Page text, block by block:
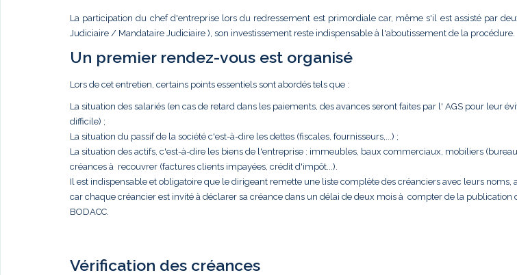
La participation du chef d'entreprise lors du redressement est primordiale car, même s'il est assisté par
Judiciaire / Mandataire Judiciaire ), son investissement reste indispensable à l'aboutissement de la procédure.
Un premier rendez-vous est organisé
Lors de cet entretien, certains points essentiels sont abordés tels que :
La situation des salariés (en cas de retard dans les paiements, des avances seront faites par l' AGS pour leur
difficile) ;
La situation du passif de la société c'est-à-dire les dettes (fiscales, fournisseurs,...) ;
La situation des actifs, c'est-à-dire les biens de l'entreprise : immeubles, baux commerciaux, mobiliers
créances à recouvrer (factures clients impayées, crédit d'impôt...).
Il est indispensable et obligatoire que le dirigeant remette une liste complète des créanciers avec leurs noms,
car chaque créancier est invité à déclarer sa créance dans un délai de deux mois à compter de la
BODACC.
Vérification des créances